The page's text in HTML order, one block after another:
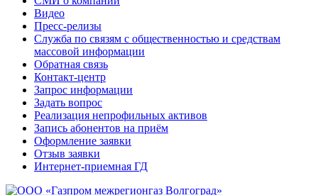
Видео
Пресс-релизы
Служба по связям с общественностью и средствам
массовой информации
Обратная связь
Контакт-центр
Запрос информации
Задать вопрос
Реализация непрофильных активов
Запись абонентов на приём
Оформление заявки
Отзыв заявки
Интернет-приемная ГД